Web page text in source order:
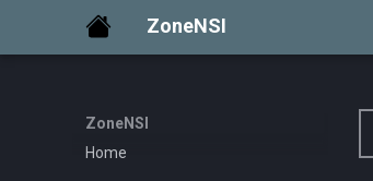
ZoneNSI
ZoneNSI
Home